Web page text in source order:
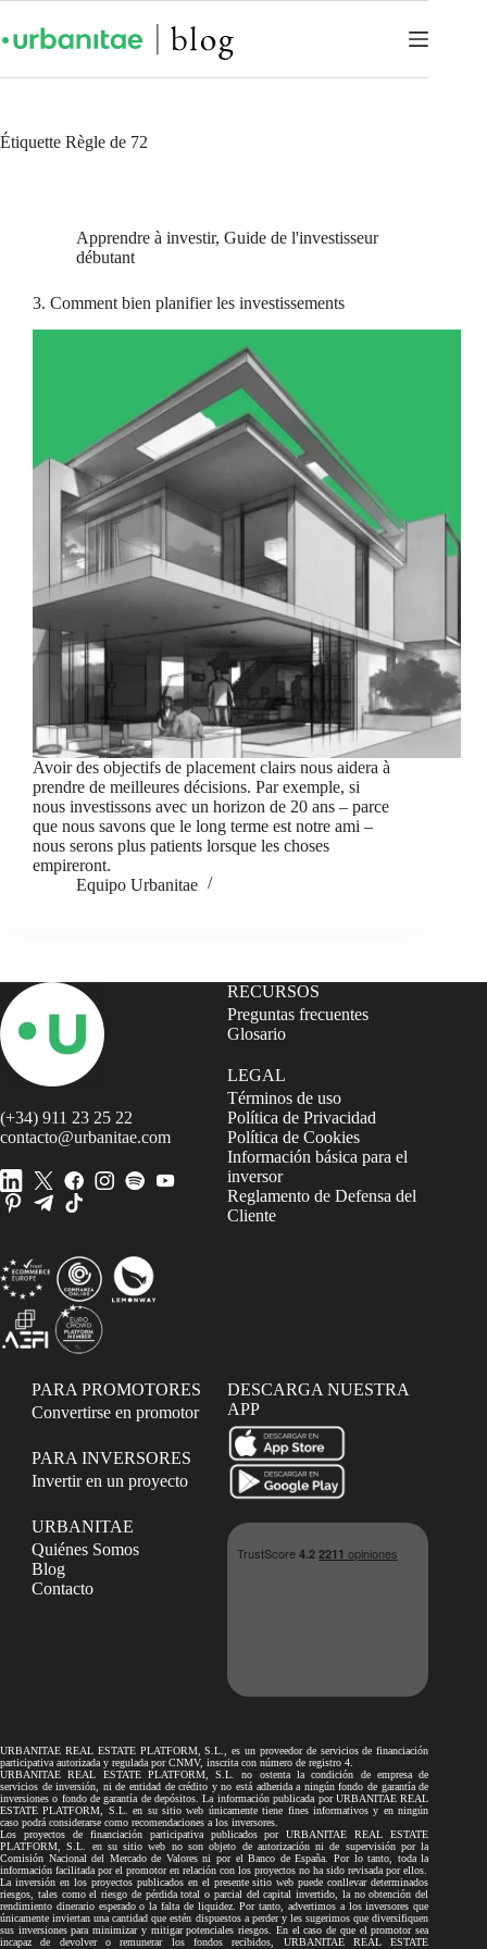
Étiquette Règle de 72
Apprendre à investir, Guide de l'investisseur
débutant
3. Comment bien planifier les investissements
Avoir des objectifs de placement clairs nous aidera à
prendre de meilleures décisions. Par exemple, si
nous investissons avec un horizon de 20 ans – parce
que nous savons que le long terme est notre ami –
nous serons plus patients lorsque les choses
empireront.
Equipo Urbanitae
(+34) 911 23 25 22
contacto@urbanitae.com
RECURSOS
Preguntas frecuentes
Glosario
LEGAL
Términos de uso
Política de Privacidad
Política de Cookies
Información básica para el
inversor
Reglamento de Defensa del
Cliente
PARA PROMOTORES
Convertirse en promotor
PARA INVERSORES
Invertir en un proyecto
URBANITAE
Quiénes Somos
Blog
Contacto
DESCARGA NUESTRA
APP
URBANITAE REAL ESTATE PLATFORM, S.L., es un proveedor de servicios de financiación
participativa autorizada y regulada por CNMV, inscrita con número de registro 4.
URBANITAE REAL ESTATE PLATFORM, S.L. no ostenta la condición de empresa de
servicios de inversión, ni de entidad de crédito y no está adherida a ningún fondo de garantía de
inversiones o fondo de garantía de depósitos. La información publicada por URBANITAE REAL
ESTATE PLATFORM, S.L. en su sitio web únicamente tiene fines informativos y en ningún
caso podrá considerarse como recomendaciones a los inversores.
Los proyectos de financiación participativa publicados por URBANITAE REAL ESTATE
PLATFORM, S.L. en su sitio web no son objeto de autorización ni de supervisión por la
Comisión Nacional del Mercado de Valores ni por el Banco de España. Por lo tanto, toda la
información facilitada por el promotor en relación con los proyectos no ha sido revisada por ellos.
La inversión en los proyectos publicados en el presente sitio web puede conllevar determinados
riesgos, tales como el riesgo de pérdida total o parcial del capital invertido, la no obtención del
rendimiento dinerario esperado o la falta de liquidez. Por tanto, advertimos a los inversores que
únicamente inviertan una cantidad que estén dispuestos a perder y les sugerimos que diversifiquen
sus inversiones para minimizar y mitigar potenciales riesgos. En el caso de que el promotor sea
incapaz de devolver o remunerar los fondos recibidos, URBANITAE REAL ESTATE